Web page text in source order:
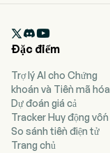

Đặc điểm
Trợ lý AI cho Chứng
khoán và Tiền mã hóa
Dự đoán giá cả
Tracker Huy động vốn
So sánh tiền điện tử
Trang chủ